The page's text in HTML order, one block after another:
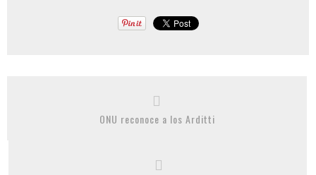
ONU reconoce a los Arditti